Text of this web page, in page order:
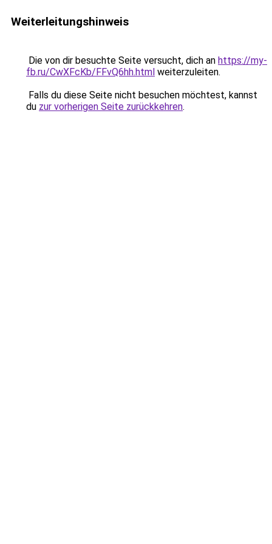
Weiterleitungshinweis
Die von dir besuchte Seite versucht, dich an https://my-
fb.ru/CwXFcKb/FFvQ6hh.html weiterzuleiten.
Falls du diese Seite nicht besuchen möchtest, kannst
du zur vorherigen Seite zurückkehren.